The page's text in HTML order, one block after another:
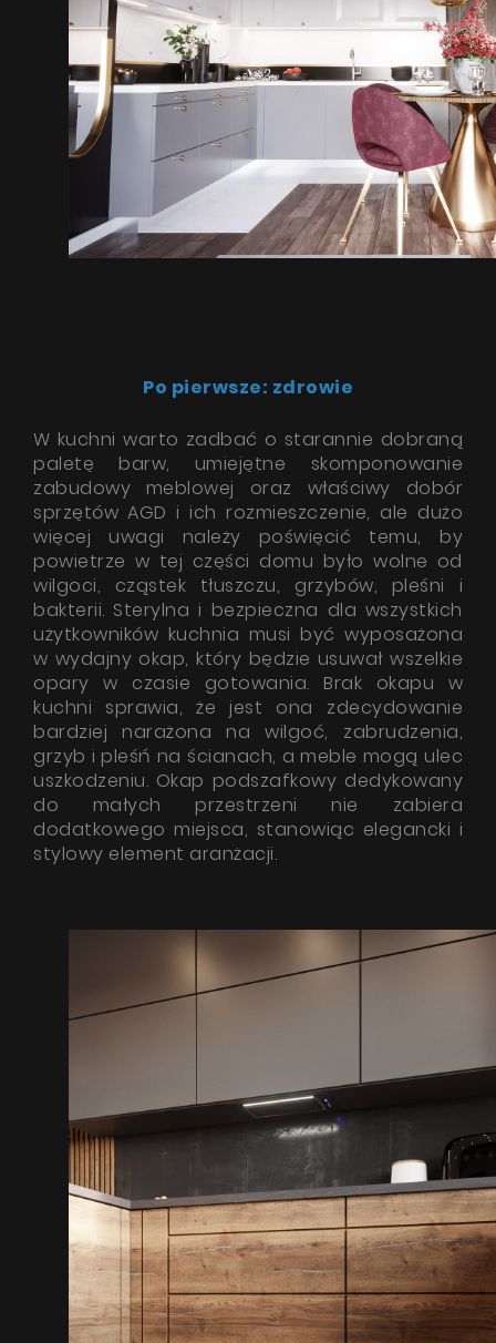
Gwarancja okapu
Poradnik
Serwis
Instrukcje
Po pierwsze: zdrowie
W kuchni warto zadbać o starannie dobraną
paletę barw, umiejętne skomponowanie
zabudowy meblowej oraz właściwy dobór
sprzętów AGD i ich rozmieszczenie, ale dużo
więcej uwagi należy poświęcić temu, by
powietrze w tej części domu było wolne od
wilgoci, cząstek tłuszczu, grzybów, pleśni i
bakterii. Sterylna i bezpieczna dla wszystkich
użytkowników kuchnia musi być wyposażona
w wydajny okap, który będzie usuwał wszelkie
opary w czasie gotowania. Brak okapu w
kuchni sprawia, że jest ona zdecydowanie
bardziej narażona na wilgoć, zabrudzenia,
grzyb i pleśń na ścianach, a meble mogą ulec
uszkodzeniu. Okap podszafkowy dedykowany
do małych przestrzeni nie zabiera
dodatkowego miejsca, stanowiąc elegancki i
stylowy element aranżacji.